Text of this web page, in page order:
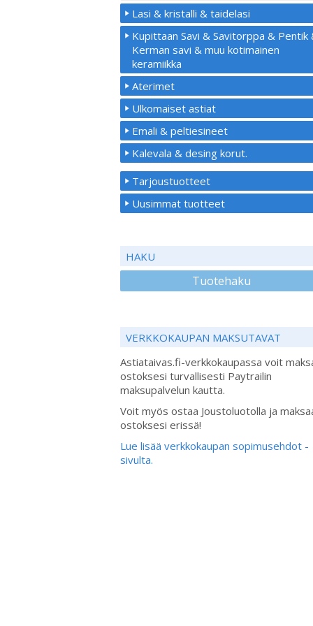
Lasi & kristalli & taidelasi
Kupittaan Savi & Savitorppa & Pentik
Kerman savi & muu kotimainen
keramiikka
Aterimet
Ulkomaiset astiat
Emali & peltiesineet
Kalevala & desing korut.
Tarjoustuotteet
Uusimmat tuotteet
HAKU
Tuotehaku
VERKKOKAUPAN MAKSUTAVAT
Astiataivas.fi-verkkokaupassa voit
ostoksesi turvallisesti Paytrailin
maksupalvelun kautta.
Voit myös ostaa Joustoluotolla ja
ostoksesi erissä!
Lue lisää verkkokaupan sopimusehdot -
sivulta.